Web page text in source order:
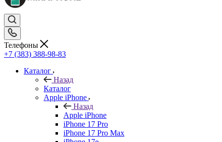
Телефоны
+7 (383) 388-98-83
Каталог
Назад
Каталог
Apple iPhone
Назад
Apple iPhone
iPhone 17 Pro
iPhone 17 Pro Max